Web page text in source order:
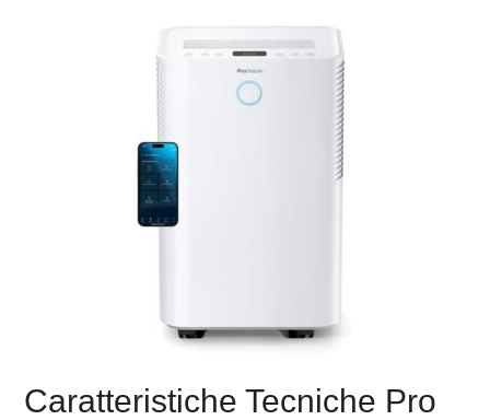
Caratteristiche Tecniche Pro